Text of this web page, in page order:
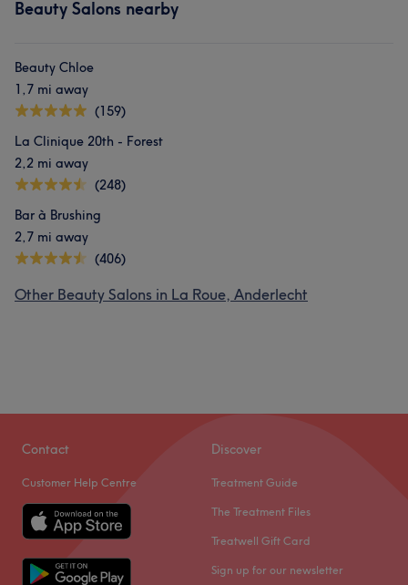
Beauty Salons nearby
Beauty Chloe
1,7 mi away
(159)
La Clinique 20th - Forest
2,2 mi away
(248)
Bar à Brushing
2,7 mi away
(406)
Other Beauty Salons in La Roue, Anderlecht
Contact
Customer Help Centre
Discover
Treatment Guide
The Treatment Files
Treatwell Gift Card
Sign up for our newsletter